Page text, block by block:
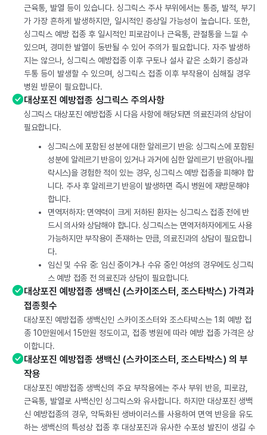
근육통, 발열 등이 있습니다. 싱그릭스 주사 부위에서는 통증, 발적, 부기
가 가장 흔하게 발생하지만, 일시적인 증상일 가능성이 높습니다. 또한,
싱그릭스 예방 접종 후 일시적인 피로감이나 근육통, 관절통을 느낄 수
있으며, 경미한 발열이 동반될 수 있어 주의가 필요합니다. 자주 발생하
지는 않으나, 싱그릭스 예방접종 이후 구토나 설사 같은 소화기 증상과
두통 등이 발생할 수 있으며, 싱그릭스 접종 이후 부작용이 심해질 경우
병원 방문이 필요합니다.
대상포진 예방접종 싱그릭스 주의사항
싱그릭스 대상포진 예방접종 시 다음 사항에 해당되면 의료진과의 상담이
필요합니다.
싱그릭스에 포함된 성분에 대한 알레르기 반응: 싱그릭스에 포함된
성분에 알레르기 반응이 있거나 과거에 심한 알레르기 반응(아나필
락시스)을 경험한 적이 있는 경우, 싱그릭스 예방 접종을 피해야 합
니다. 주사 후 알레르기 반응이 발생하면 즉시 병원에 재방문해야
합니다.
면역저하자: 면역력이 크게 저하된 환자는 싱그릭스 접종 전에 반
드시 의사와 상담해야 합니다. 싱그릭스는 면역저하자에게도 사용
가능하지만 부작용이 존재하는 만큼, 의료진과의 상담이 필요합니
다.
임신 및 수유 중: 임신 중이거나 수유 중인 여성의 경우에도 싱그릭
스 예방 접종 전 의료진과 상담이 필요합니다.
대상포진 예방접종 생백신 (스카이조스터, 조스타박스) 가격과
접종횟수
대상포진 예방접종 생백신인 스카이조스터와 조스타박스는 1회 예방 접
종 10만원에서 15만원 정도이고, 접종 병원에 따라 예방 접종 가격은 상
이합니다.
대상포진 예방접종 생백신 (스카이조스터, 조스타박스) 의 부
작용
대상포진 예방접종 생백신의 주요 부작용에는 주사 부위 반응, 피로감,
근육통, 발열로 사백신인 싱그릭스와 유사합니다. 하지만 대상포진 생백
신 예방접종의 경우, 약독화된 생바이러스를 사용하여 면역 반응을 유도
하는 생백신의 특성상 접종 후 대상포진과 유사한 수포성 발진이 생길 수